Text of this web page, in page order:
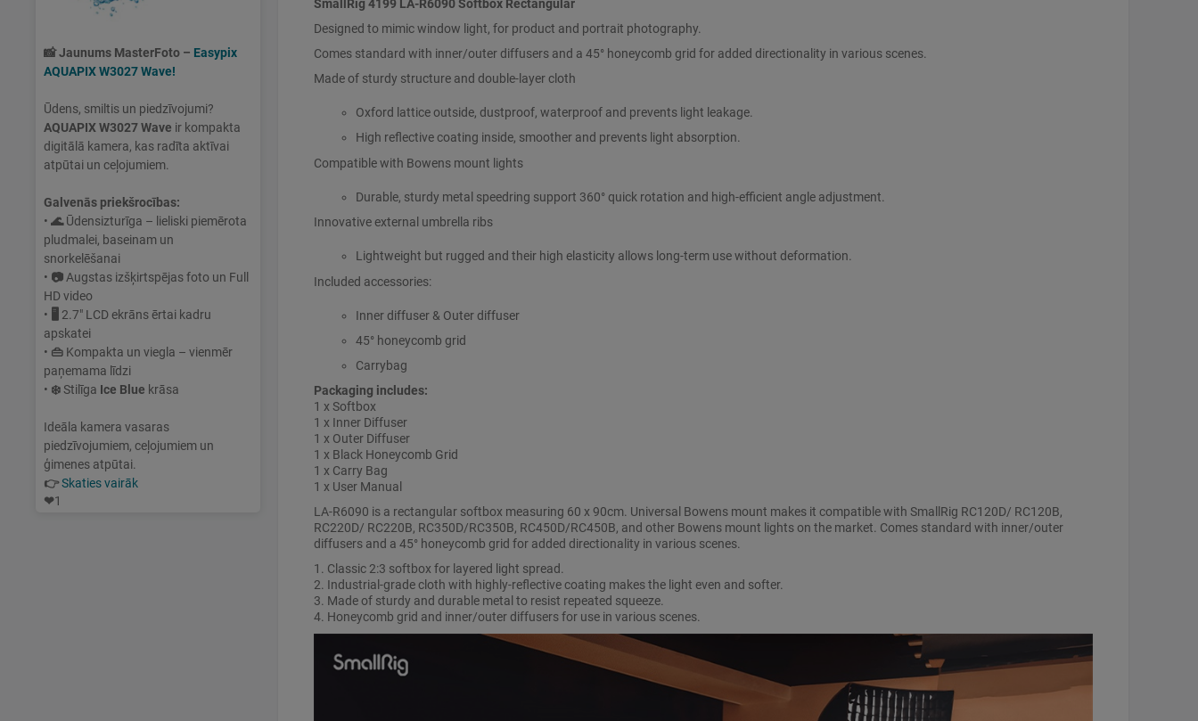
📸Jaunums MasterFoto – Easypix
AQUAPIX W3027 Wave!
Ūdens, smiltis un piedzīvojumi?
AQUAPIX W3027 Wave ir kompakta
digitālā kamera, kas radīta aktīvai
atpūtai un ceļojumiem.
Galvenās priekšrocības:
• 🌊Ūdensizturīga – lieliski piemērota
pludmalei, baseinam un
snorkelēšanai
• 📷 Augstas izšķirtspējas foto un Full
HD video
• 🖥 2.7" LCD ekrāns ērtai kadru
apskatei
• 👜 Kompakta un viegla – vienmēr
paņemama līdzi
• ❄️Stilīga Ice Blue krāsa
Ideāla kamera vasaras
piedzīvojumiem, ceļojumiem un
ģimenes atpūtai.
👉Skaties vairāk
❤1
SmallRig 4199 LA-R6090 Softbox Rectangular
Designed to mimic window light, for product and portrait photography.
Comes standard with inner/outer diffusers and a 45° honeycomb grid for added directionality in various scenes.
Made of sturdy structure and double-layer cloth
Oxford lattice outside, dustproof, waterproof and prevents light leakage.
High reflective coating inside, smoother and prevents light absorption.
Compatible with Bowens mount lights
Durable, sturdy metal speedring support 360° quick rotation and high-efficient angle adjustment.
Innovative external umbrella ribs
Lightweight but rugged and their high elasticity allows long-term use without deformation.
Included accessories:
Inner diffuser & Outer diffuser
45° honeycomb grid
Carrybag
Packaging includes:
1 x Softbox
1 x Inner Diffuser
1 x Outer Diffuser
1 x Black Honeycomb Grid
1 x Carry Bag
1 x User Manual
LA-R6090 is a rectangular softbox measuring 60 x 90cm. Universal Bowens mount makes it compatible with SmallRig RC120D/ RC120B,
RC220D/ RC220B, RC350D/RC350B, RC450D/RC450B, and other Bowens mount lights on the market. Comes standard with inner/outer
diffusers and a 45° honeycomb grid for added directionality in various scenes.
1. Classic 2:3 softbox for layered light spread.
2. Industrial-grade cloth with highly-reflective coating makes the light even and softer.
3. Made of sturdy and durable metal to resist repeated squeeze.
4. Honeycomb grid and inner/outer diffusers for use in various scenes.